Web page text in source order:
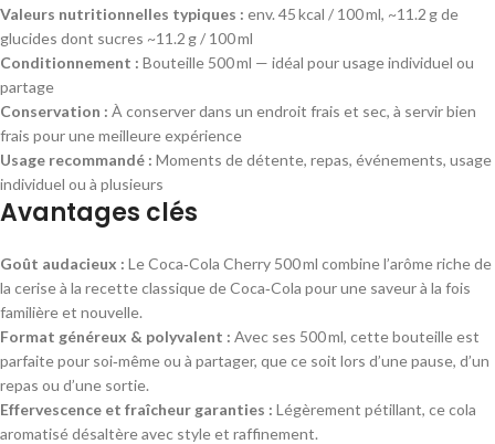
Valeurs nutritionnelles typiques : env. 45 kcal / 100 ml, ~11.2 g de
glucides dont sucres ~11.2 g / 100 ml
Conditionnement : Bouteille 500 ml — idéal pour usage individuel ou
partage
Conservation : À conserver dans un endroit frais et sec, à servir bien
frais pour une meilleure expérience
Usage recommandé : Moments de détente, repas, événements, usage
individuel ou à plusieurs
Avantages clés
Goût audacieux : Le Coca‑Cola Cherry 500 ml combine l’arôme riche de
la cerise à la recette classique de Coca‑Cola pour une saveur à la fois
familière et nouvelle.
Format généreux & polyvalent : Avec ses 500 ml, cette bouteille est
parfaite pour soi‑même ou à partager, que ce soit lors d’une pause, d’un
repas ou d’une sortie.
Effervescence et fraîcheur garanties : Légèrement pétillant, ce cola
aromatisé désaltère avec style et raffinement.